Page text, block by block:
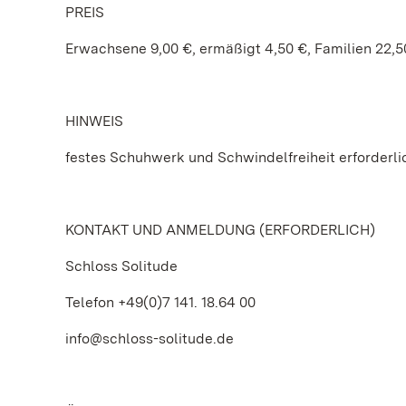
PREIS
Erwachsene 9,00 €, ermäßigt 4,50 €, Familien
HINWEIS
festes Schuhwerk und Schwindelfreiheit
KONTAKT UND ANMELDUNG (ERFORDERLICH)
Schloss Solitude
Telefon +49(0)7 141. 18.64 00
info@schloss-solitude.de